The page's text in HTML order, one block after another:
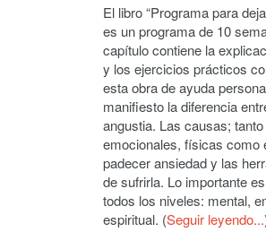
El libro “Programa para
es un programa de 10
capítulo contiene la
y los ejercicios prácticos
esta obra de ayuda
manifiesto la diferencia
angustia. Las causas;
emocionales, físicas como
padecer ansiedad y las
de sufrirla. Lo importante
todos los niveles: mental,
espiritual. (Seguir leyendo...